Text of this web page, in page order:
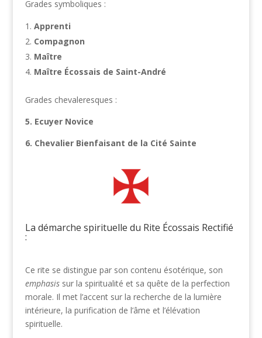
Grades symboliques :
Apprenti
Compagnon
Maître
Maître Écossais de Saint-André
Grades chevaleresques :
5. Ecuyer Novice
6. Chevalier Bienfaisant de la Cité Sainte
La démarche spirituelle du Rite Écossais Rectifié
:
Ce rite se distingue par son contenu ésotérique, son
emphasissur la spiritualité et sa quête de la perfection
morale. Il met l’accent sur la recherche de la lumière
intérieure, la purification de l’âme et l’élévation
spirituelle.